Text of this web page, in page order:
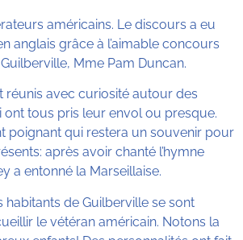
américains. Le discours a eu
anglais grâce à l’aimable concours
Mme Pam Duncan.
réunis avec curiosité autour des
ont tous pris leur envol ou presque.
poignant qui restera un souvenir pour
après avoir chanté l’hymne
a entonné la Marseillaise.
habitants de Guilberville se sont
le vétéran américain. Notons la